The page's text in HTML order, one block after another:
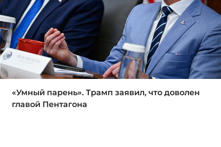
«Умный парень». Трамп заявил, что доволен
главой Пентагона